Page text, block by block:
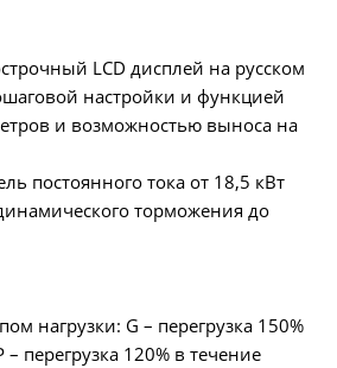
LCD дисплей на русском
настройки и функцией
и возможностью выноса на
постоянного тока от 18,5 кВт
торможения до
нагрузки: G – перегрузка 150%
перегрузка 120% в течение